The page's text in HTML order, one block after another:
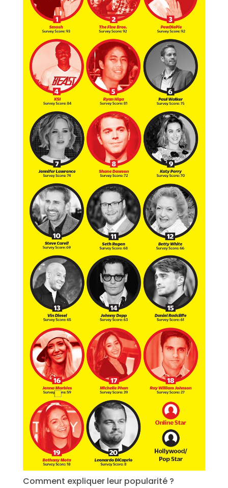
Comment expliquer leur popularité ?